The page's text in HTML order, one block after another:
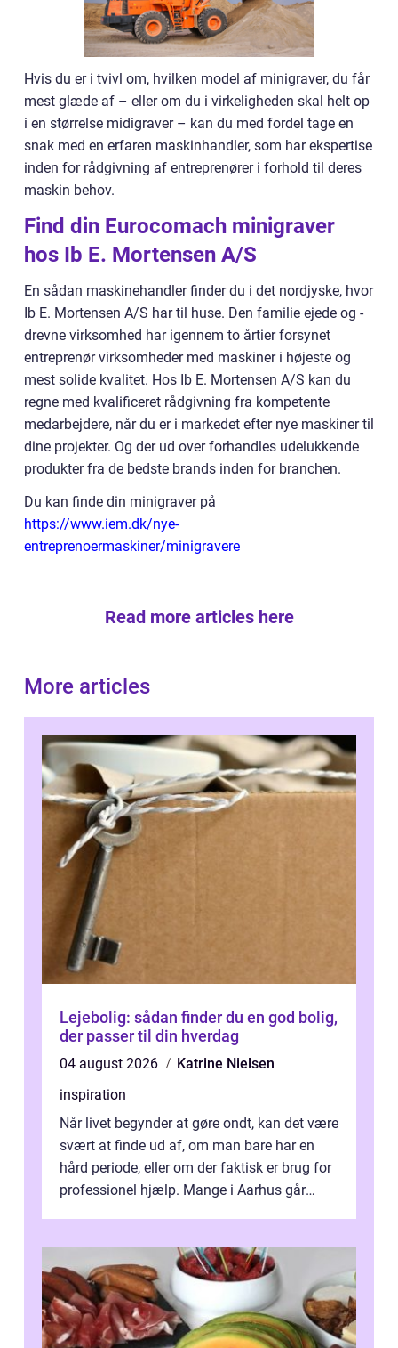
Hvis du er i tvivl om, hvilken model af minigraver, du får
mest glæde af – eller om du i virkeligheden skal helt op
i en størrelse midigraver – kan du med fordel tage en
snak med en erfaren maskinhandler, som har ekspertise
inden for rådgivning af entreprenører i forhold til deres
maskin behov.
Find din Eurocomach minigraver
hos Ib E. Mortensen A/S
En sådan maskinehandler finder du i det nordjyske, hvor
Ib E. Mortensen A/S har til huse. Den familie ejede og -
drevne virksomhed har igennem to årtier forsynet
entreprenør virksomheder med maskiner i højeste og
mest solide kvalitet. Hos Ib E. Mortensen A/S kan du
regne med kvalificeret rådgivning fra kompetente
medarbejdere, når du er i markedet efter nye maskiner til
dine projekter. Og der ud over forhandles udelukkende
produkter fra de bedste brands inden for branchen.
Du kan finde din minigraver på
https://www.iem.dk/nye-
entreprenoermaskiner/minigravere
Read more articles here
More articles
Lejebolig: sådan finder du en god bolig,
der passer til din hverdag
04 august 2026
Katrine Nielsen
inspiration
Når livet begynder at gøre ondt, kan det være
svært at finde ud af, om man bare har en
hård periode, eller om der faktisk er brug for
professionel hjælp. Mange i Aarhus går